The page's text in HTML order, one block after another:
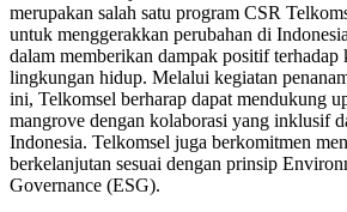
merupakan salah satu program CSR
untuk menggerakkan perubahan di
dalam memberikan dampak positif terhadap
lingkungan hidup. Melalui kegiatan
ini, Telkomsel berharap dapat mendukung
mangrove dengan kolaborasi yang inklusif
Indonesia. Telkomsel juga berkomitmen
berkelanjutan sesuai dengan prinsip
Governance (ESG).